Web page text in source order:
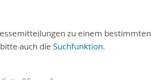
zu einem bestimmten
auch die Suchfunktion.